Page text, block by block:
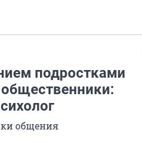
подростками
общения